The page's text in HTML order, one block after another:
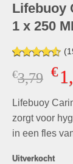
Lifebuoy
1 x 250
Gewaardeerd
4.53 op 5
gebaseerd
waarderingen
(
€3,79
prijs
€
Lifebuoy
zorgt voor
in een fles
Uitverkocht